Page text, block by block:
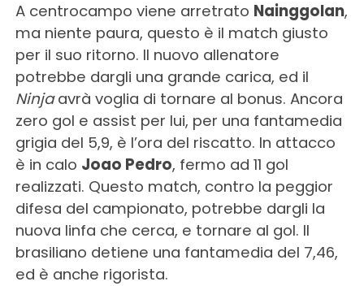
A centrocampo viene arretrato Nainggolan,
ma niente paura, questo è il match giusto
per il suo ritorno. Il nuovo allenatore
potrebbe dargli una grande carica, ed il
Ninjaavrà voglia di tornare al bonus. Ancora
zero gol e assist per lui, per una fantamedia
grigia del 5,9, è l’ora del riscatto. In attacco
è in calo Joao Pedro, fermo ad 11 gol
realizzati. Questo match, contro la peggior
difesa del campionato, potrebbe dargli la
nuova linfa che cerca, e tornare al gol. Il
brasiliano detiene una fantamedia del 7,46,
ed è anche rigorista.